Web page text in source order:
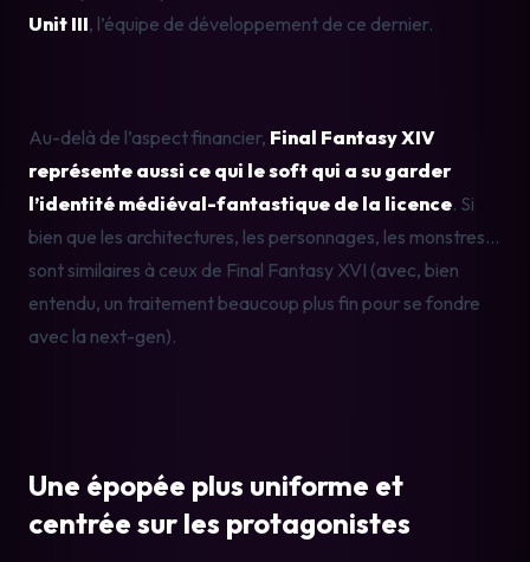
Unit III, l’équipe de développement de ce dernier.
Au-delà de l’aspect financier, Final Fantasy XIV
représente aussi ce qui le soft qui a su garder
l’identité médiéval-fantastique de la licence. Si
bien que les architectures, les personnages, les monstres…
sont similaires à ceux de Final Fantasy XVI (avec, bien
entendu, un traitement beaucoup plus fin pour se fondre
avec la next-gen).
Une épopée plus uniforme et
centrée sur les protagonistes